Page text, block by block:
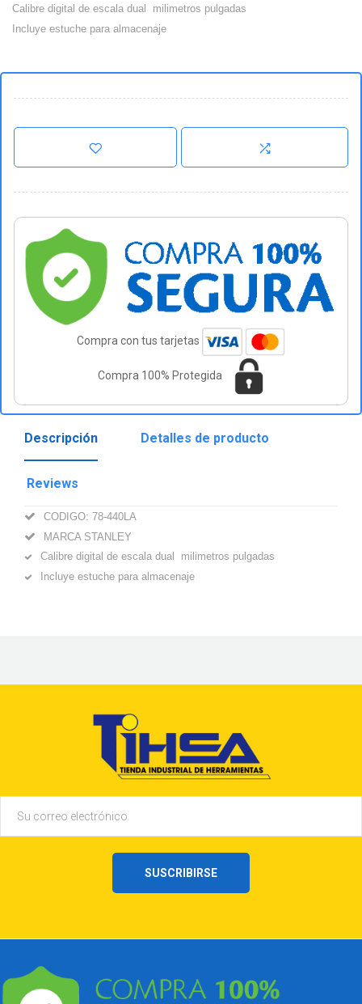
Calibre digital de escala dual milimetros pulgadas
Incluye estuche para almacenaje
Compra con tus tarjetas
Compra 100% Protegida
Descripción Detalles de producto
Reviews
CODIGO: 78-440LA
MARCA STANLEY
Calibre digital de escala dual milimetros pulgadas
Incluye estuche para almacenaje
SUSCRIBIRSE